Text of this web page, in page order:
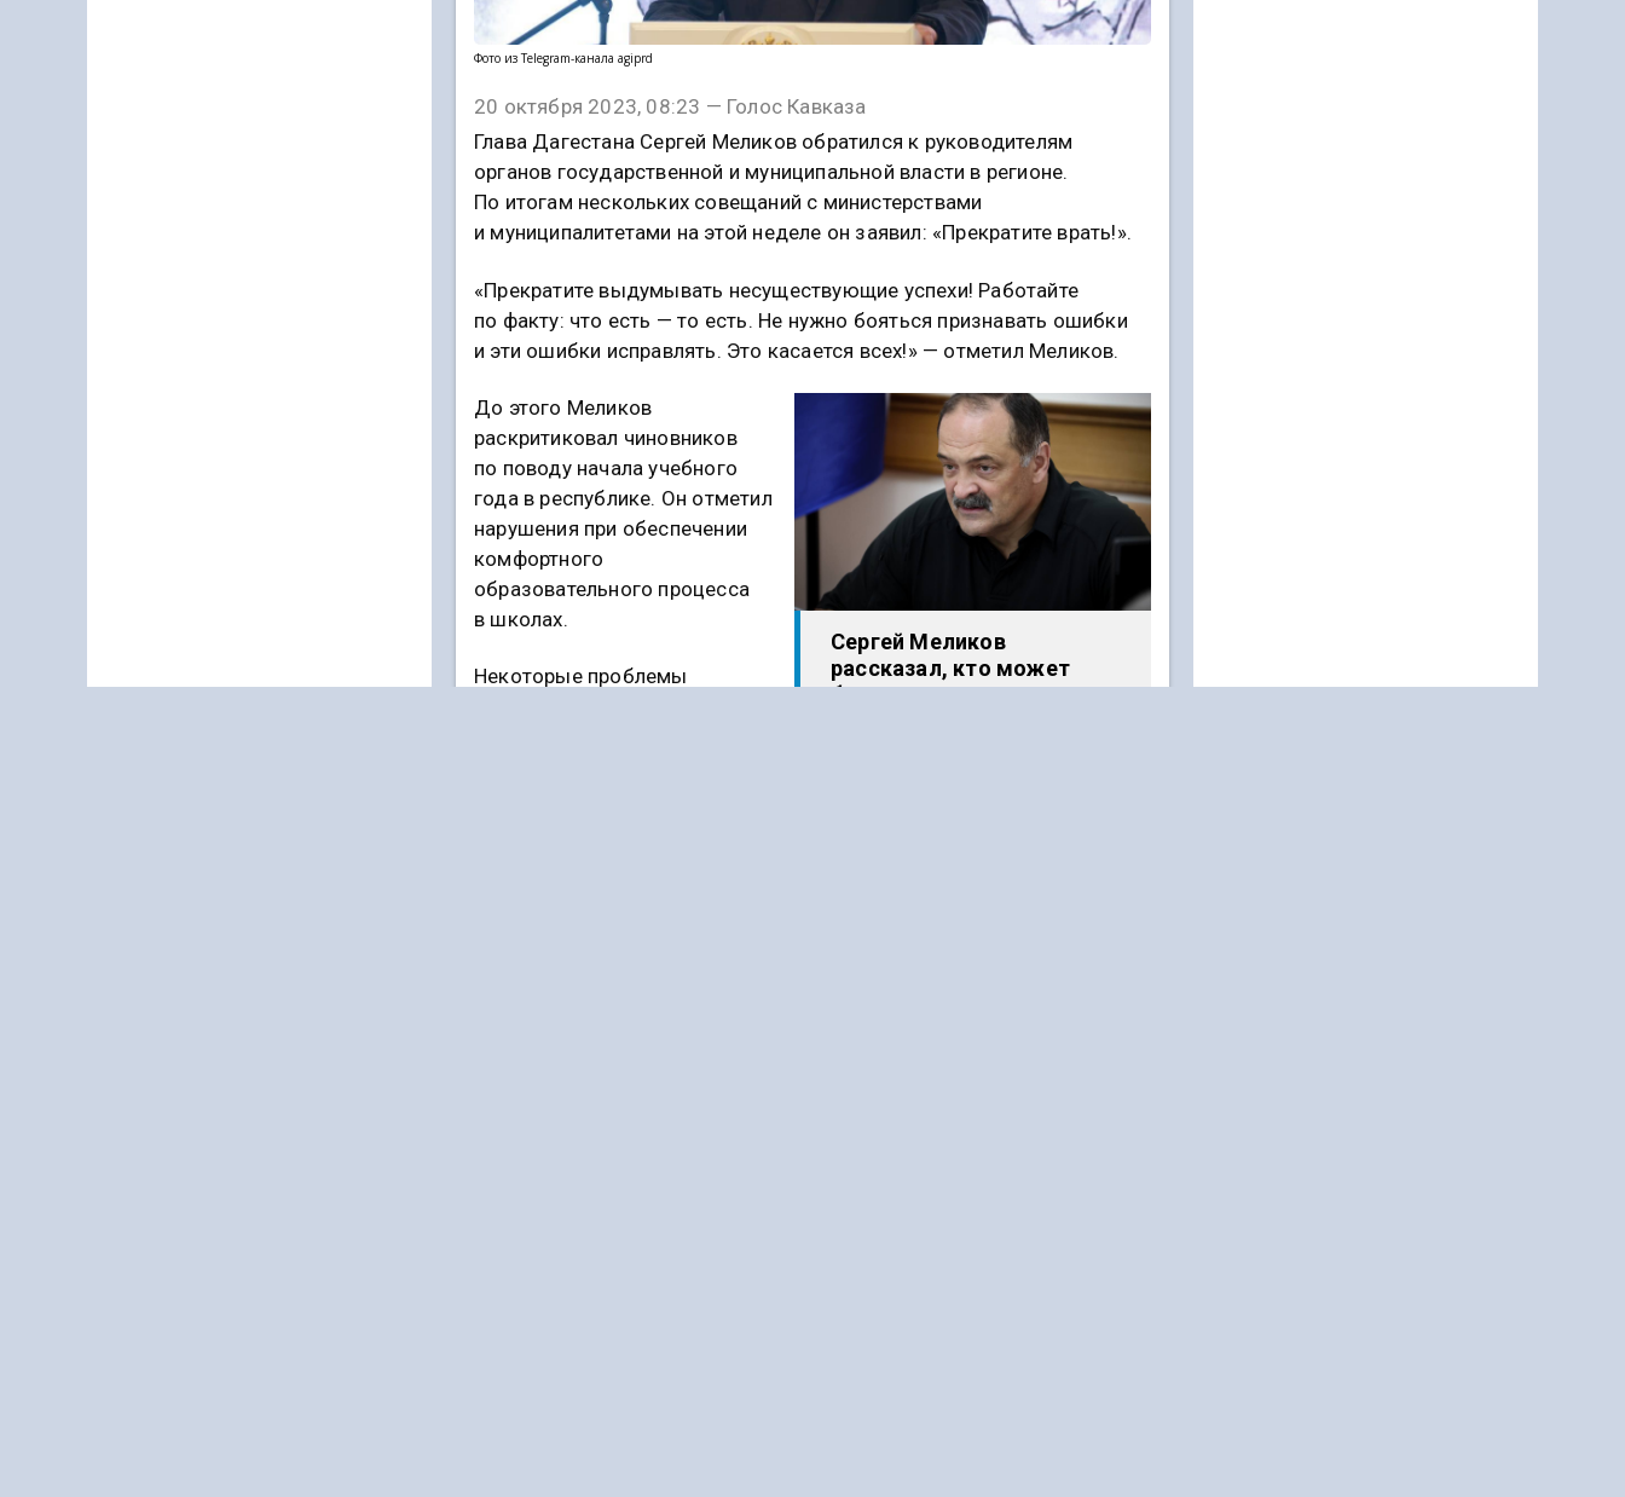
Фото из Telegram-канала agiprd
20 октября 2023, 08:23 — Голос Кавказа
Глава Дагестана Сергей Меликов обратился к руководителям
органов государственной и муниципальной власти в регионе.
По итогам нескольких совещаний с министерствами
и муниципалитетами на этой неделе он заявил: «Прекратите врать!».
«Прекратите выдумывать несуществующие успехи! Работайте
по факту: что есть — то есть. Не нужно бояться признавать ошибки
и эти ошибки исправлять. Это касается всех!» — отметил Меликов.
Сергей Меликов
рассказал, кто может
быть виновен во взрыве
До этого Меликов
раскритиковал чиновников
по поводу начала учебного
года в республике. Он отметил
нарушения при обеспечении
комфортного
образовательного процесса
в школах.
Некоторые проблемы